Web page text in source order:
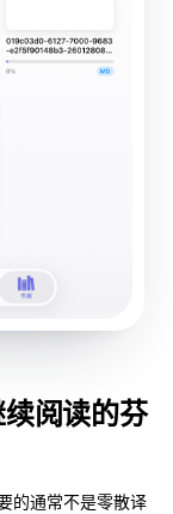
阅读的芬
的通常不是零散译